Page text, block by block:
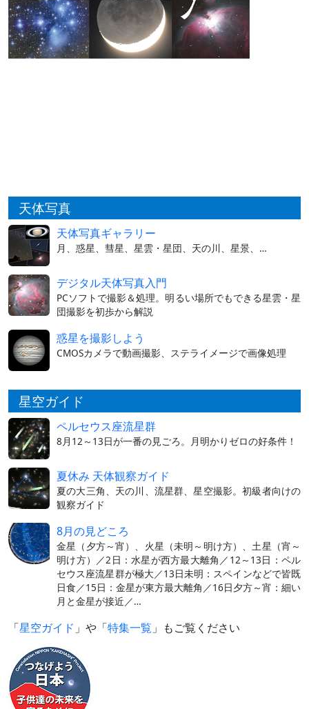
天体写真
天体写真ギャラリー
月、惑星、彗星、星雲・星団、天の川、星景、…
デジタル天体写真入門
PCソフトで撮影＆処理。明るい場所でもできる星雲・星
団撮影を初歩から解説
惑星を撮影しよう
CMOSカメラで動画撮影、ステライメージで画像処理
星空ガイド
ペルセウス座流星群
8月12～13日が一番の見ごろ。月明かりゼロの好条件！
夏休み 天体観察ガイド
夏の大三角、天の川、流星群、星空撮影。初級者向けの
観察ガイド
8月の見どころ
金星（夕方～宵）、火星（未明～明け方）、土星（宵～
明け方）／2日：水星が西方最大離角／12～13日：ペル
セウス座流星群が極大／13日未明：スペインなどで皆既
日食／15日：金星が東方最大離角／16日夕方～宵：細い
月と金星が接近／…
「星空ガイド 」や「特集一覧 」もご覧ください